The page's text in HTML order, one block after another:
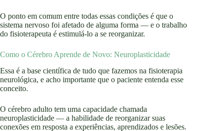
O ponto em comum entre todas essas condições é que o
sistema nervoso foi afetado de alguma forma — e o trabalho
do fisioterapeuta é estimulá-lo a se reorganizar.
Como o Cérebro Aprende de Novo: Neuroplasticidade
Essa é a base científica de tudo que fazemos na fisioterapia
neurológica, e acho importante que o paciente entenda esse
conceito.
O cérebro adulto tem uma capacidade chamada
neuroplasticidade — a habilidade de reorganizar suas
conexões em resposta a experiências, aprendizados e lesões.